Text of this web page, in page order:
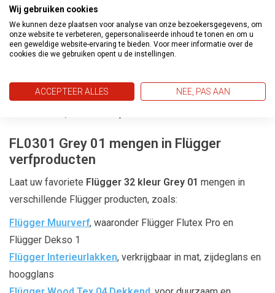
01 is zeer geschikt voor woonkamers, slaapkamers,
keukens en werkruimtes waar rust en eenvoud centraal
staan.
Prettig te verwerken
Dit resulteert in een strak, egaal en professioneel
FL0301 Grey 01 mengen in Flügger
verfproducten
Laat uw favoriete Flügger 32 kleur Grey 01 mengen in
verschillende Flügger producten, zoals:
Flügger Muurverf, waaronder Flügger Flutex Pro en
Flügger Dekso 1
Flügger Interieurlakken, verkrijgbaar in mat, zijdeglans en
hoogglans
Wij gebruiken cookies
We kunnen deze plaatsen voor analyse van onze bezoekersgegevens, om
onze website te verbeteren, gepersonaliseerde inhoud te tonen en om u
een geweldige website-ervaring te bieden. Voor meer informatie over de
cookies die we gebruiken opent u de instellingen.
ACCEPTEER ALLES NEE, PAS AAN